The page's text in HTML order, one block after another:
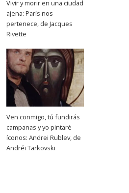
Vivir y morir en una ciudad
ajena: París nos
pertenece, de Jacques
Rivette
Ven conmigo, tú fundirás
campanas y yo pintaré
íconos: Andrei Rublev, de
Andréi Tarkovski